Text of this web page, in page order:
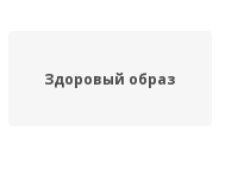
Здоровый образ